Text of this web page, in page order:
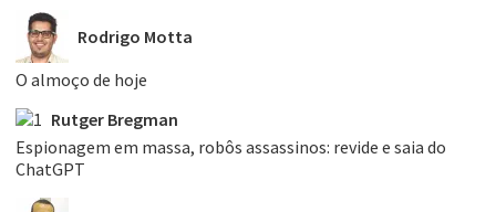
Rodrigo Motta
O almoço de hoje
Rutger Bregman
Espionagem em massa, robôs assassinos: revide e saia do
ChatGPT